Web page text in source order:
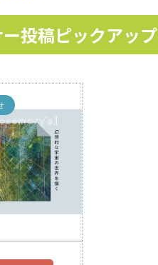
投稿ピックアップ